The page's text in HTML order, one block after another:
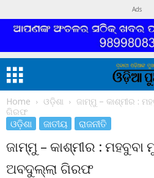
Ads
Home ଓଡ଼ିଶା
ଜାମ୍ମୁ – କାଶ୍ମୀର :
ଗିରଫ
ଓଡ଼ିଶା ଜାତୀୟ ରାଜନୀତି
ଜାମ୍ମୁ – କାଶ୍ମୀର :
ଅବଦୁଲ୍ଲା ଗିରଫ